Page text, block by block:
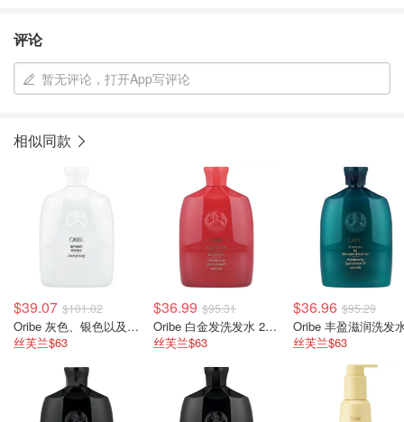
评论
暂无评论，打开App写评论
相似同款
$39.07 $101.02
Oribe 灰色、银色以及白发洗发水 250ml
丝芙兰$63
$36.99 $95.31
Oribe 白金发洗发水 250ml
丝芙兰$63
$36.96 $95.29
丝芙兰$63